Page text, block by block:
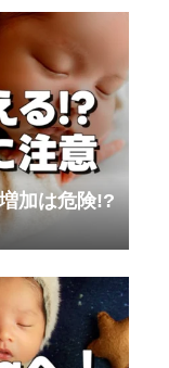
加は危険!?